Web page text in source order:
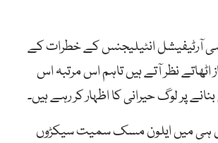
آرٹیفیشل انٹیلیجنس کے خطرات کے
اٹھاتے نظر آتے ہیں تاہم اس مرتبہ اس
پر لوگ حیرانی کا اظہار کر رہے ہیں۔
ہی میں ایلون مسک سمیت سیکڑوں